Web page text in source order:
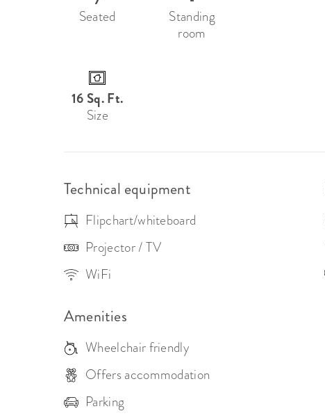
Seated
Standing
room
16 Sq. Ft.
Size
Technical equipment
Flipchart/whiteboard
Projector / TV
WiFi
Amenities
Wheelchair friendly
Offers accommodation
Parking